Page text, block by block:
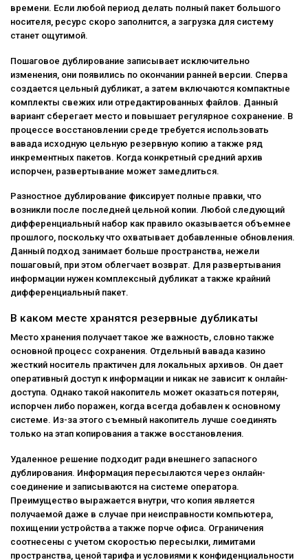
времени. Если любой период делать полный пакет большого
носителя, ресурс скоро заполнится, а загрузка для систему
станет ощутимой.
Пошаговое дублирование записывает исключительно
изменения, они появились по окончании ранней версии. Сперва
создается цельный дубликат, а затем включаются компактные
комплекты свежих или отредактированных файлов. Данный
вариант сберегает место и повышает регулярное сохранение. В
процессе восстановлении среде требуется использовать
вавада исходную цельную резервную копию а также ряд
инкрементных пакетов. Когда конкретный средний архив
испорчен, развертывание может замедлиться.
Разностное дублирование фиксирует полные правки, что
возникли после последней цельной копии. Любой следующий
дифференциальный набор как правило оказывается объемнее
прошлого, поскольку что охватывает добавленные обновления.
Данный подход занимает больше пространства, нежели
пошаговый, при этом облегчает возврат. Для развертывания
информации нужен комплексный дубликат а также крайний
дифференциальный пакет.
В каком месте хранятся резервные дубликаты
Место хранения получает такое же важность, словно также
основной процесс сохранения. Отдельный вавада казино
жесткий носитель практичен для локальных архивов. Он дает
оперативный доступ к информации и никак не зависит к онлайн-
доступа. Однако такой накопитель может оказаться потерян,
испорчен либо поражен, когда всегда добавлен к основному
системе. Из-за этого съемный накопитель лучше соединять
только на этап копирования а также восстановления.
Удаленное решение подходит ради внешнего запасного
дублирования. Информация пересылаются через онлайн-
соединение и записываются на системе оператора.
Преимущество выражается внутри, что копия является
получаемой даже в случае при неисправности компьютера,
похищении устройства а также порче офиса. Ограничения
соотнесены с учетом скоростью пересылки, лимитами
пространства, ценой тарифа и условиями к конфиденциальности